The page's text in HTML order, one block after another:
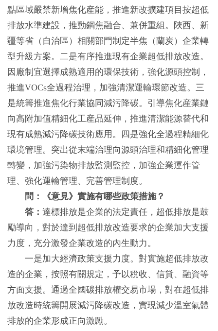
點區域嚴禁新增焦化産能，推進新改擴建項目按超低
排放水準建設，推動鋼焦融合、兼併重組。陜西、新
疆等省（自治區）相關部門制定半焦（蘭炭）企業轉
型升級方案。二是有序推進現有企業超低排放改造。
因廠制宜選擇成熟適用的環保技術，強化源頭控制，
推進VOCs全過程治理，加強清潔運輸環節改造。三
是統籌推進焦化行業協同減污降碳。引導焦化産業鏈
向高附加值精細化工産品延伸，推進清潔能源替代和
現有成熟減污降碳技術應用。四是強化全過程精細化
環境管理。突出從末端治理向源頭治理和精細化管理
轉變，加強污染物排放監測監控，加強企業運作管
理、強化運輸管理、完善管理制度。
問：《意見》實施有哪些政策措施？
答： 達標排放是企業的法定責任，超低排放是鼓
勵導向，對於達到超低排放改造要求的企業加大支援
力度，充分激發企業改造的內生動力。
一是加大經濟政策支援力度。對實施超低排放改
造的企業，按照有關規定，予以稅收、信貸、融資等
方面支援。通過全國碳排放權交易市場，對在超低排
放改造時統籌開展減污降碳改造，實現減少溫室氣體
排放的企業形成正向激勵。